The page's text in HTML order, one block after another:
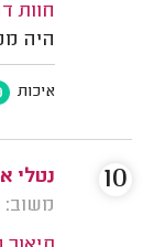
חוות
היה
איכות
נטלי
משוב: 25/06/2026
10